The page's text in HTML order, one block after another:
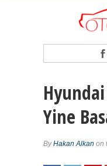
Yine
ByHakan Alkan on